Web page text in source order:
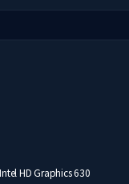
HD Graphics 630